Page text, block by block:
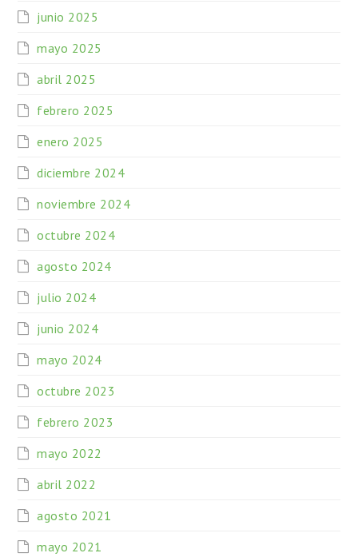
junio 2025
mayo 2025
abril 2025
febrero 2025
enero 2025
diciembre 2024
noviembre 2024
octubre 2024
agosto 2024
julio 2024
junio 2024
mayo 2024
octubre 2023
febrero 2023
mayo 2022
abril 2022
agosto 2021
mayo 2021